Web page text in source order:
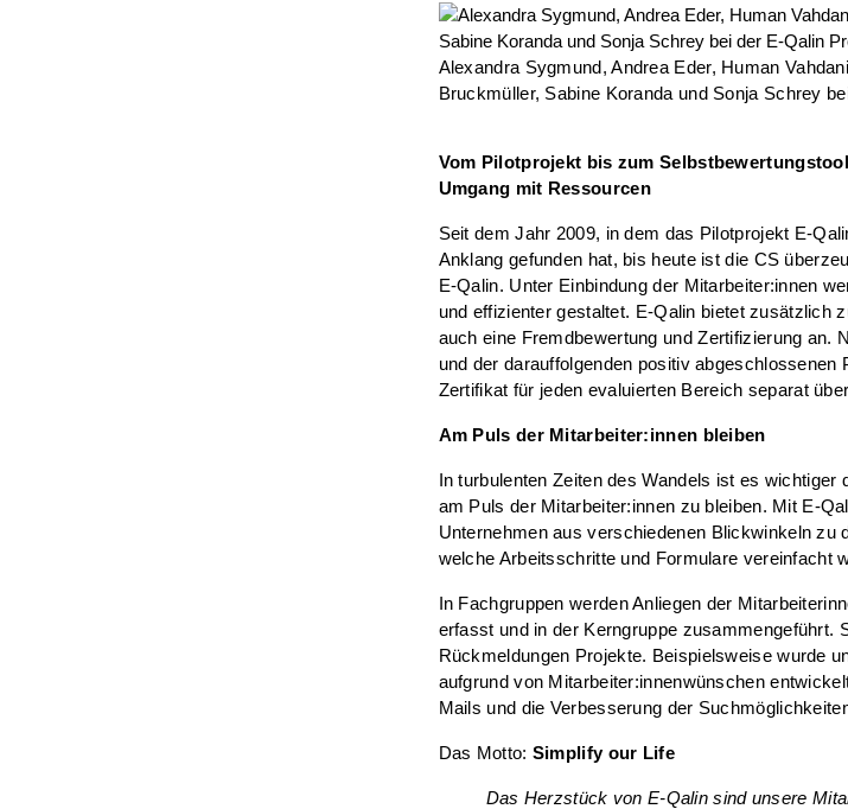
Alexandra Sygmund, Andrea Eder, Human
Bruckmüller, Sabine Koranda und Sonja Schrey
Vom Pilotprojekt bis zum
Umgang mit Ressourcen
Seit dem Jahr 2009, in dem das Pilotprojekt E-
Anklang gefunden hat, bis heute ist die CS
E-Qalin. Unter Einbindung der Mitarbeiter:innen
und effizienter gestaltet. E-Qalin bietet zusätzlich
auch eine Fremdbewertung und Zertifizierung an.
und der darauffolgenden positiv abgeschlossenen
Zertifikat für jeden evaluierten Bereich separat
Am Puls der Mitarbeiter:innen bleiben
In turbulenten Zeiten des Wandels ist es wichtiger
am Puls der Mitarbeiter:innen zu bleiben. Mit E-
Unternehmen aus verschiedenen Blickwinkeln zu
welche Arbeitsschritte und Formulare vereinfacht
In Fachgruppen werden Anliegen der
erfasst und in der Kerngruppe zusammengeführt.
Rückmeldungen Projekte. Beispielsweise wurde
aufgrund von Mitarbeiter:innenwünschen
Mails und die Verbesserung der
Das Motto: Simplify our Life
Das Herzstück von E-Qalin sind unsere